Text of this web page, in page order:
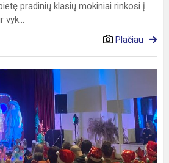
pradinių klasių mokiniai rinkosi į
vyk...
Plačiau